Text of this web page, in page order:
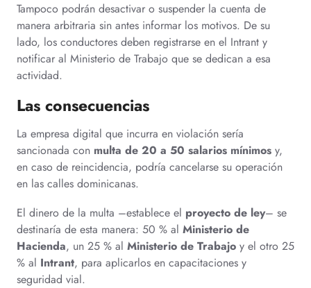
Tampoco podrán desactivar o suspender la cuenta de
manera arbitraria sin antes informar los motivos. De su
lado, los conductores deben registrarse en el Intrant y
notificar al Ministerio de Trabajo que se dedican a esa
actividad.
Las consecuencias
La empresa digital que incurra en violación sería
sancionada con multa de 20 a 50 salarios mínimos y,
en caso de reincidencia, podría cancelarse su operación
en las calles dominicanas.
El dinero de la multa –establece el proyecto de ley– se
destinaría de esta manera: 50 % al Ministerio de
Hacienda, un 25 % al Ministerio de Trabajo y el otro 25
% al Intrant, para aplicarlos en capacitaciones y
seguridad vial.